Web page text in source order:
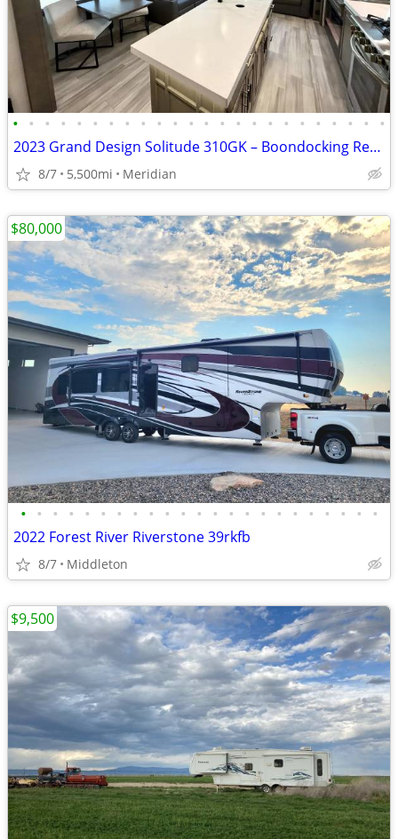
• • • • • • • • • • • • • • • • • • • • • • • •
2023 Grand Design Solitude 310GK – Boondocking Ready – $10K Upgrades
8/7 5,500mi Meridian
• • • • • • • • • • • • • • • • • • • • • • •
2022 Forest River Riverstone 39rkfb
8/7 Middleton
$80,000
$9,500